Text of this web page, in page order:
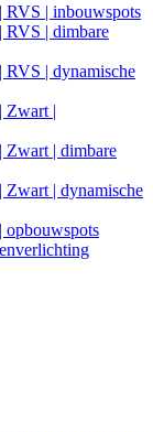
| inbouwspots
| dimbare
| dynamische
Zwart |
| dimbare
| dynamische